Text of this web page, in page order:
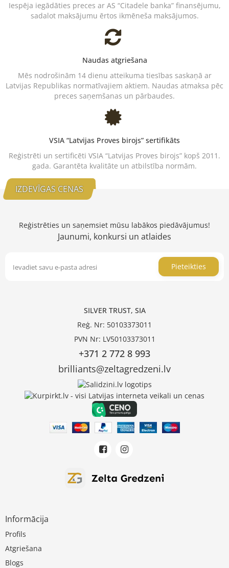
Iespēja iegādāties preces ar AS “Citadele banka” finansējumu,
sadalot maksājumu ērtos ikmēneša maksājumos.
Naudas atgriešana
Mēs nodrošinām 14 dienu atteikuma tiesības saskaņā ar
Latvijas Republikas normatīvajiem aktiem. Naudas atmaksa pēc
preces saņemšanas un pārbaudes.
VSIA “Latvijas Proves birojs” sertifikāts
Reģistrēti un sertificēti VSIA “Latvijas Proves birojs” kopš 2011.
gada. Garantēta kvalitāte un atbilstība normām.
IZDEVĪGAS CENAS
Reģistrēties un saņemsiet mūsu labākos piedāvājumus!
Jaunumi, konkursi un atlaides
Pieteikties
SILVER TRUST, SIA
Reģ. Nr: 50103373011
PVN Nr: LV50103373011
+371 2 772 8 993
brilliants@zeltagredzeni.lv
Informācija
Profils
Atgriešana
Blogs